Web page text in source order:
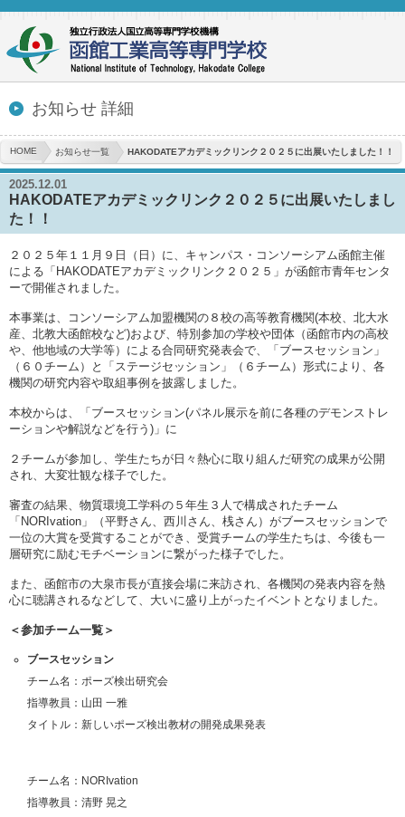
お知らせ 詳細
HOME お知らせ一覧 HAKODATEアカデミックリンク２０２５に出展いたしました！！
2025.12.01
HAKODATEアカデミックリンク２０２５に出展いたしまし
た！！
２０２５年１１月９日（日）に、キャンパス・コンソーシアム函館主催
による「HAKODATEアカデミックリンク２０２５」が函館市青年センタ
ーで開催されました。
本事業は、コンソーシアム加盟機関の８校の高等教育機関(本校、北大水
産、北教大函館校など)および、特別参加の学校や団体（函館市内の高校
や、他地域の大学等）による合同研究発表会で、「ブースセッション」
（６０チーム）と「ステージセッション」（６チーム）形式により、各
機関の研究内容や取組事例を披露しました。
本校からは、「ブースセッション(パネル展示を前に各種のデモンストレ
ーションや解説などを行う)」に
２チームが参加し、学生たちが日々熱心に取り組んだ研究の成果が公開
され、大変壮観な様子でした。
審査の結果、物質環境工学科の５年生３人で構成されたチーム
「NORIvation」（平野さん、西川さん、桟さん）がブースセッションで
一位の大賞を受賞することができ、受賞チームの学生たちは、今後も一
層研究に励むモチベーションに繋がった様子でした。
また、函館市の大泉市長が直接会場に来訪され、各機関の発表内容を熱
心に聴講されるなどして、大いに盛り上がったイベントとなりました。
＜参加チーム一覧＞
ブースセッション
チーム名：ポーズ検出研究会
指導教員：山田 一雅
タイトル：新しいポーズ検出教材の開発成果発表
チーム名：NORIvation
指導教員：清野 晃之